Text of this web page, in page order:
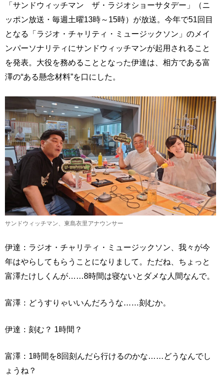
「サンドウィッチマン ザ・ラジオショーサタデー」（ニ
ッポン放送・毎週土曜13時～15時）が放送。今年で51回目
となる「ラジオ・チャリティ・ミュージックソン」のメイ
ンパーソナリティにサンドウィッチマンが起用されること
を発表。大役を務めることとなった伊達は、相方である富
澤の“ある懸念材料”を口にした。
サンドウィッチマン、東島衣里アナウンサー
伊達：ラジオ・チャリティ・ミュージックソン、我々が今
年はやらしてもらうことになりまして。ただね、ちょっと
富澤たけしくんが……8時間は寝ないとダメな人間なんで。
富澤：どうすりゃいいんだろうな……刻むか。
伊達：刻む？ 1時間？
富澤：1時間を8回刻んだら行けるのかな……どうなんでし
ょうね？